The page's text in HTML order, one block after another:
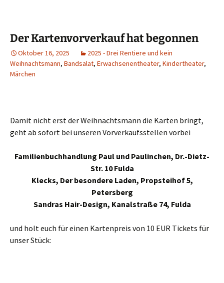
Der Kartenvorverkauf hat begonnen
Oktober 16, 2025
2025 - Drei Rentiere und kein
Weihnachtsmann, Bandsalat, Erwachsenentheater, Kindertheater,
Märchen
Damit nicht erst der Weihnachtsmann die Karten bringt,
geht ab sofort bei unseren Vorverkaufsstellen vorbei
Familienbuchhandlung Paul und Paulinchen, Dr.-Dietz-
Str. 10 Fulda
Klecks, Der besondere Laden, Propsteihof 5,
Petersberg
Sandras Hair-Design, Kanalstraße 74, Fulda
und holt euch für einen Kartenpreis von 10 EUR Tickets für
unser Stück: